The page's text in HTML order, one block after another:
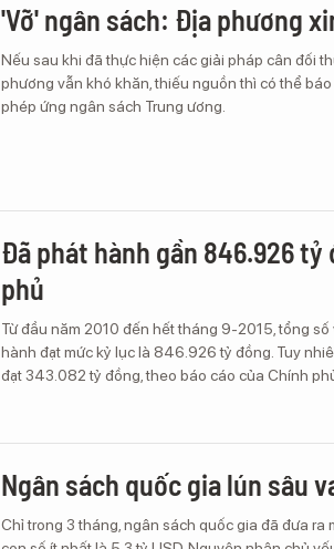
'Vỡ' ngân sách: Địa phương
Nếu sau khi đã thực hiện các giải pháp cân đối
phương vẫn khó khăn, thiếu nguồn thì có thể
phép ứng ngân sách Trung ương.
Đã phát hành gần 846.926
phủ
Từ đầu năm 2010 đến hết tháng 9-2015, tổng
hành đạt mức kỷ lục là 846.926 tỷ đồng. Tuy
đạt 343.082 tỷ đồng, theo báo cáo của Chính
Ngân sách quốc gia lún sâu
Chỉ trong 3 tháng, ngân sách quốc gia đã đưa ra